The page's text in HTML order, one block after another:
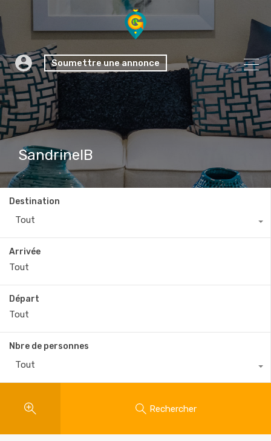
Soumettre une annonce
SandrineIB
Destination
Tout
Arrivée
Départ
Nbre de personnes
Tout
Rechercher